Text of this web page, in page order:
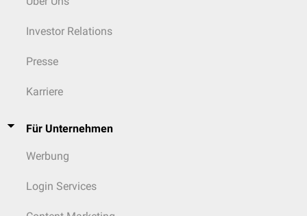
Investor Relations
Presse
Karriere
Für Unternehmen
Werbung
Login Services